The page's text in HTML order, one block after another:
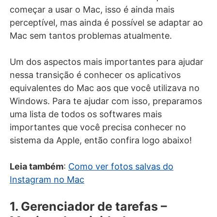
começar a usar o Mac, isso é ainda mais
perceptível, mas ainda é possível se adaptar ao
Mac sem tantos problemas atualmente.
Um dos aspectos mais importantes para ajudar
nessa transição é conhecer os aplicativos
equivalentes do Mac aos que você utilizava no
Windows. Para te ajudar com isso, preparamos
uma lista de todos os softwares mais
importantes que você precisa conhecer no
sistema da Apple, então confira logo abaixo!
Leia também: Como ver fotos salvas do
Instagram no Mac
1. Gerenciador de tarefas –